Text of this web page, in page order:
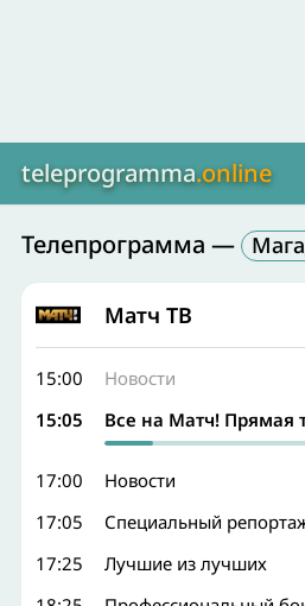
teleprogramma.online
Телепрограмма —
Матч ТВ
15:00
Новости
15:05
Все на Матч! Прямая
17:00
Новости
17:05
Специальный
17:25
Лучшие из лучших